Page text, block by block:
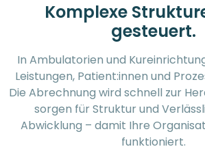
Komplexe
gesteuert.
In Ambulatorien und
Leistungen, Patient:innen und
Die Abrechnung wird schnell zur
sorgen für Struktur und
Abwicklung – damit Ihre
funktioniert.